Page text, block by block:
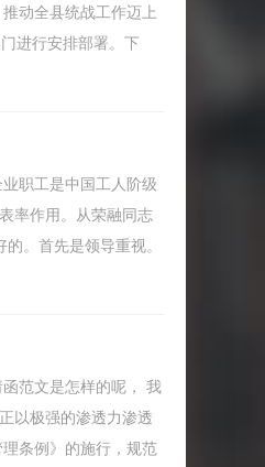
动全县统战工作迈上
进行安排部署。下
职工是中国工人阶级
率作用。从荣融同志
。首先是领导重视。
范文是怎样的呢， 我
以极强的渗透力渗透
条例》的施行，规范